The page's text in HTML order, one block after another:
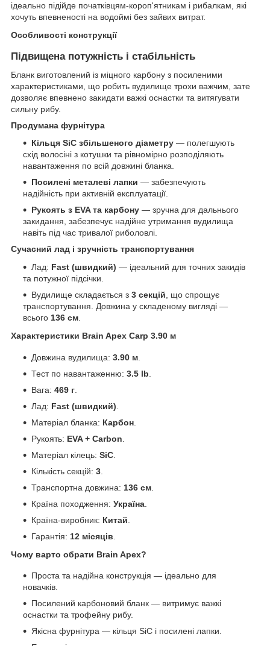
ідеально підійде початківцям-короп'ятникам і рибалкам, які
хочуть впевненості на водоймі без зайвих витрат.
Особливості конструкції
Підвищена потужність і стабільність
Бланк виготовлений із міцного карбону з посиленими
характеристиками, що робить вудилище трохи важчим, зате
дозволяє впевнено закидати важкі оснастки та витягувати
сильну рибу.
Продумана фурнітура
Кільця SiC збільшеного діаметру — полегшують
схід волосіні з котушки та рівномірно розподіляють
навантаження по всій довжині бланка.
Посилені металеві лапки — забезпечують
надійність при активній експлуатації.
Рукоять з EVA та карбону — зручна для дальнього
закидання, забезпечує надійне утримання вудилища
навіть під час тривалої риболовлі.
Сучасний лад і зручність транспортування
Лад: Fast (швидкий) — ідеальний для точних закидів
та потужної підсічки.
Вудилище складається з 3 секцій , що спрощує
транспортування. Довжина у складеному вигляді —
всього 136 см
Характеристики Brain Apex Carp 3.90 м
Довжина вудилища: 3.90 м
Тест по навантаженню: 3.5 lb
Вага: 469 г
Лад: Fast (швидкий)
Матеріал бланка: Карбон
Рукоять: EVA + Carbon
Матеріал кілець: SiC
Кількість секцій: 3
Транспортна довжина: 136 см
Країна походження: Україна
Країна-виробник: Китай
Гарантія: 12 місяців
Чому варто обрати Brain Apex?
Проста та надійна конструкція — ідеально для
новачків.
Посилений карбоновий бланк — витримує важкі
оснастки та трофейну рибу.
Якісна фурнітура — кільця SiC і посилені лапки.